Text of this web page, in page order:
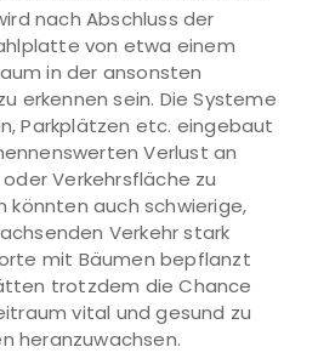
nach Abschluss der
von etwa einem
in der ansonsten
erkennen sein. Die Systeme
Parkplätzen etc. eingebaut
Verlust an
Verkehrsfläche zu
könnten auch schwierige,
Verkehr stark
mit Bäumen bepflanzt
trotzdem die Chance
vital und gesund zu
heranzuwachsen.